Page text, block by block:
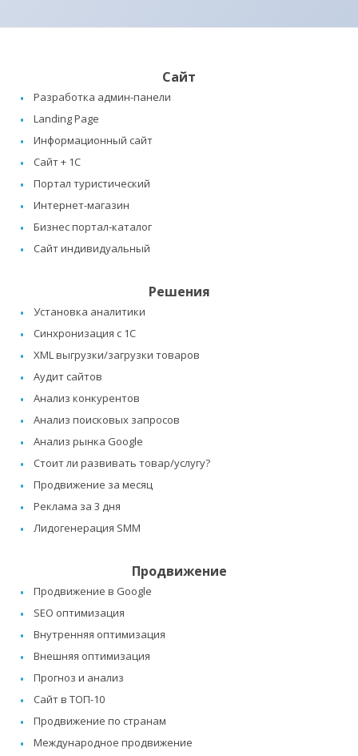
Сайт
Разработка админ-панели
Landing Page
Информационный сайт
Сайт + 1C
Портал туристический
Интернет-магазин
Бизнес портал-каталог
Сайт индивидуальный
Решения
Установка аналитики
Синхронизация с 1C
XML выгрузки/загрузки товаров
Аудит сайтов
Анализ конкурентов
Анализ поисковых запросов
Анализ рынка Google
Стоит ли развивать товар/услугу?
Продвижение за месяц
Реклама за 3 дня
Лидогенерация SMM
Продвижение
Продвижение в Google
SEO оптимизация
Внутренняя оптимизация
Внешняя оптимизация
Прогноз и анализ
Сайт в ТОП-10
Продвижение по странам
Международное продвижение